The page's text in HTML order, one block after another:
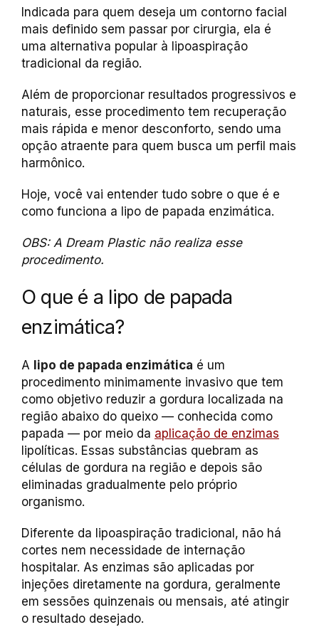
Indicada para quem deseja um contorno facial
mais definido sem passar por cirurgia, ela é
uma alternativa popular à lipoaspiração
tradicional da região.
Além de proporcionar resultados progressivos e
naturais, esse procedimento tem recuperação
mais rápida e menor desconforto, sendo uma
opção atraente para quem busca um perfil mais
harmônico.
Hoje, você vai entender tudo sobre o que é e
como funciona a lipo de papada enzimática.
OBS: A Dream Plastic não realiza esse
procedimento.
O que é a lipo de papada
enzimática?
A lipo de papada enzimática é um
procedimento minimamente invasivo que tem
como objetivo reduzir a gordura localizada na
região abaixo do queixo — conhecida como
papada — por meio da aplicação de enzimas
lipolíticas. Essas substâncias quebram as
células de gordura na região e depois são
eliminadas gradualmente pelo próprio
organismo.
Diferente da lipoaspiração tradicional, não há
cortes nem necessidade de internação
hospitalar. As enzimas são aplicadas por
injeções diretamente na gordura, geralmente
em sessões quinzenais ou mensais, até atingir
o resultado desejado.